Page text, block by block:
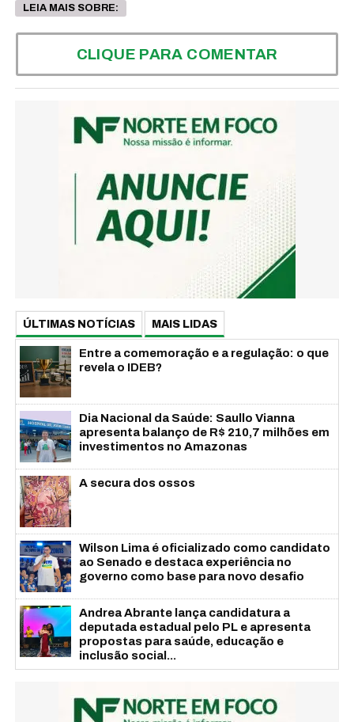
LEIA MAIS SOBRE:
CLIQUE PARA COMENTAR
ÚLTIMAS NOTÍCIAS MAIS LIDAS
Entre a comemoração e a regulação: o que
revela o IDEB?
Dia Nacional da Saúde: Saullo Vianna
apresenta balanço de R$ 210,7 milhões em
investimentos no Amazonas
A secura dos ossos
Wilson Lima é oficializado como candidato
ao Senado e destaca experiência no
governo como base para novo desafio
Andrea Abrante lança candidatura a
deputada estadual pelo PL e apresenta
propostas para saúde, educação e
inclusão social...